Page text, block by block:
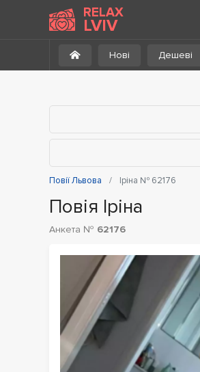
RELAX
LVIV
Нові Дешеві
Повії Львова Іріна № 62176
Повія Іріна
Анкета № 62176